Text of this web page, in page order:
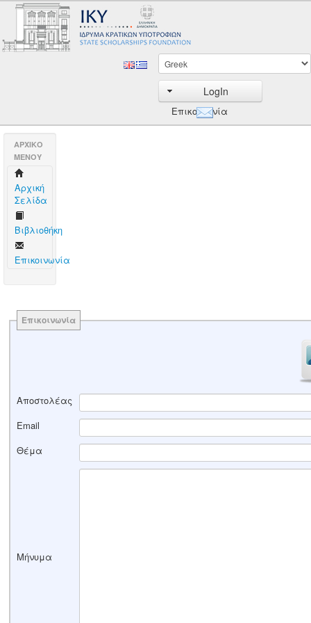
LogIn
Επικοινωνία
AΡΧΙΚΟ
ΜΕΝΟΥ
Aρχική
Σελίδα
Βιβλιοθήκη
Επικοινωνία
Επικοινωνία
Αποστολέας
Email
Θέμα
Μήνυμα